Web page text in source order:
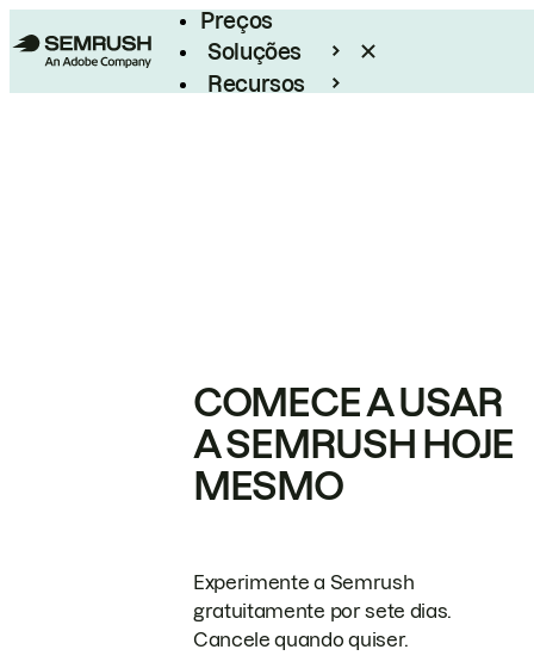
Preços
Soluções
Recursos
COMECE A USAR
A SEMRUSH HOJE
MESMO
Experimente a Semrush
gratuitamente por sete dias.
Cancele quando quiser.